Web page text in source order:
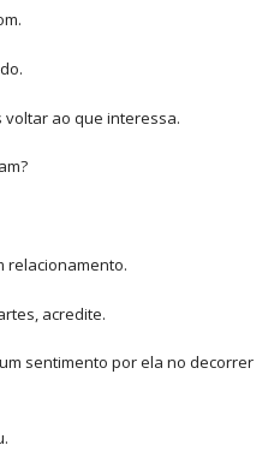
voltar ao que interessa.
relacionamento.
acredite.
sentimento por ela no decorrer